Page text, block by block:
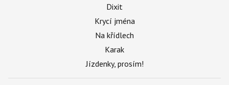
Dixit
Krycí jména
Na křídlech
Karak
Jízdenky, prosím!